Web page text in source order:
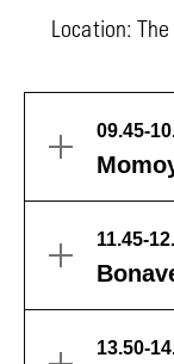
Location:
09.45-
11.45-
13.50-